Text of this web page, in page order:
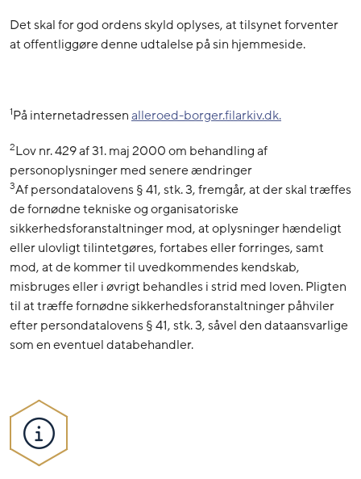
Det skal for god ordens skyld oplyses, at tilsynet forventer
at offentliggøre denne udtalelse på sin hjemmeside.
1På internetadressenalleroed-borger.filarkiv.dk.
2Lov nr. 429 af 31. maj 2000 om behandling af
personoplysninger med senere ændringer
3Af persondatalovens § 41, stk. 3, fremgår, at der skal træffes
de fornødne tekniske og organisatoriske
sikkerhedsforanstaltninger mod, at oplysninger hændeligt
eller ulovligt tilintetgøres, fortabes eller forringes, samt
mod, at de kommer til uvedkommendes kendskab,
misbruges eller i øvrigt behandles i strid med loven. Pligten
til at træffe fornødne sikkerhedsforanstaltninger påhviler
efter persondatalovens § 41, stk. 3, såvel den dataansvarlige
som en eventuel databehandler.